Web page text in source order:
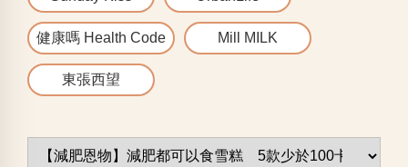
健康嗎 Health Code Mill MILK
東張西望